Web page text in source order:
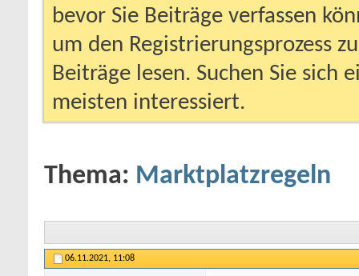
bevor Sie Beiträge verfassen
um den Registrierungsprozess
Beiträge lesen. Suchen Sie sich
meisten interessiert.
Thema: Marktplatzregeln
06.11.2021, 11:08